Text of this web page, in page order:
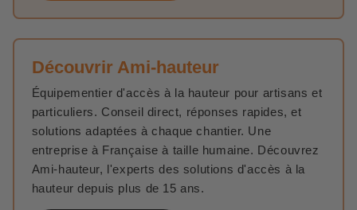
Découvrir Ami-hauteur
Équipementier d'accès à la hauteur pour artisans et
particuliers. Conseil direct, réponses rapides, et
solutions adaptées à chaque chantier. Une
entreprise à Française à taille humaine. Découvrez
Ami-hauteur, l'experts des solutions d'accès à la
hauteur depuis plus de 15 ans.